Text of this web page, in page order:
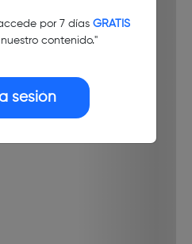
por 7 días GRATIS
contenido."
sesión